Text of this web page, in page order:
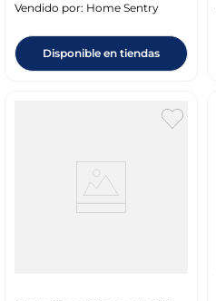
Vendido por: Home Sentry
Disponible en tiendas